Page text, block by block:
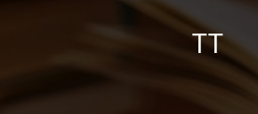
TT